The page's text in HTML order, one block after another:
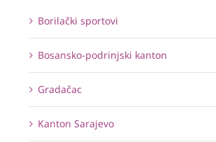
Borilački sportovi
Bosansko-podrinjski kanton
Gradačac
Kanton Sarajevo